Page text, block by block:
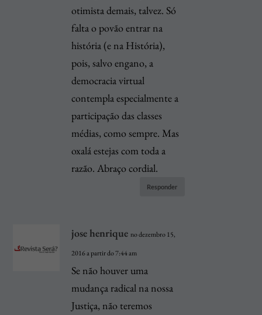
otimista demais, talvez. Só
falta o povão entrar na
história (e na História),
pois, salvo engano, a
democracia virtual
contempla especialmente a
participação das classes
médias, como sempre. Mas
oxalá estejas com toda a
razão. Abraço cordial.
Responder
jose henrique no dezembro 15,
2016 a partir do 7:44 am
Se não houver uma
mudança radical na nossa
Justiça, não teremos